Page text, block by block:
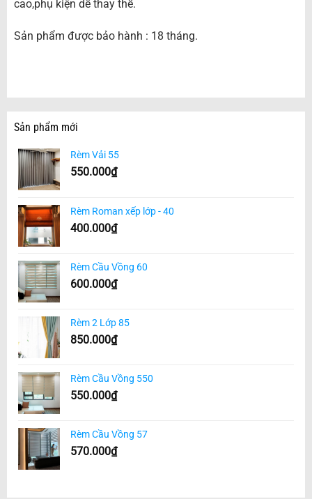
cao,phụ kiện dễ thay thế.
Sản phẩm được bảo hành : 18 tháng.
Sản phẩm mới
Rèm Vải 55
550.000₫
Rèm Roman xếp lớp - 40
400.000₫
Rèm Cầu Vồng 60
600.000₫
Rèm 2 Lớp 85
850.000₫
Rèm Cầu Vồng 550
550.000₫
Rèm Cầu Vồng 57
570.000₫